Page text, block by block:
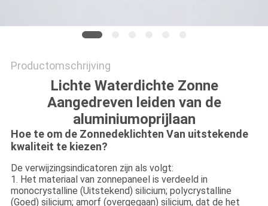
Productomschrijving
Lichte Waterdichte Zonne
Aangedreven leiden van de
aluminiumoprijlaan
Hoe te om de Zonnedeklichten Van uitstekende
kwaliteit te kiezen?
De verwijzingsindicatoren zijn als volgt:
1. Het materiaal van zonnepaneel is verdeeld in
monocrystalline (Uitstekend) silicium; polycrystalline
(Goed) silicium; amorf (overgegaan) silicium, dat de het